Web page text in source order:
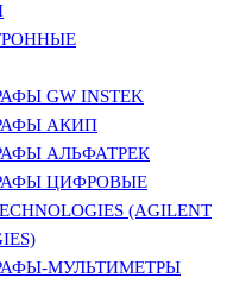
GW INSTEK
АКИП
АЛЬФАТРЕК
ЦИФРОВЫЕ
(AGILENT
МУЛЬТИМЕТРЫ